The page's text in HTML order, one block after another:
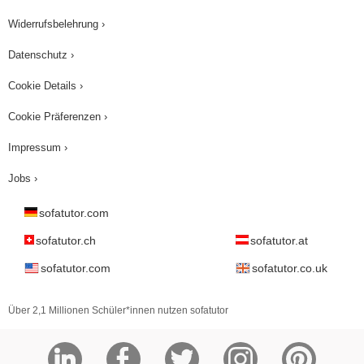
Widerrufsbelehrung ›
Datenschutz ›
Cookie Details ›
Cookie Präferenzen ›
Impressum ›
Jobs ›
sofatutor.com
sofatutor.ch sofatutor.at
sofatutor.com sofatutor.co.uk
Über 2,1 Millionen Schüler*innen nutzen sofatutor